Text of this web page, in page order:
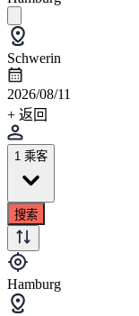
Schwerin
2026/08/11
+ 返回
1 乘客
搜索
Hamburg